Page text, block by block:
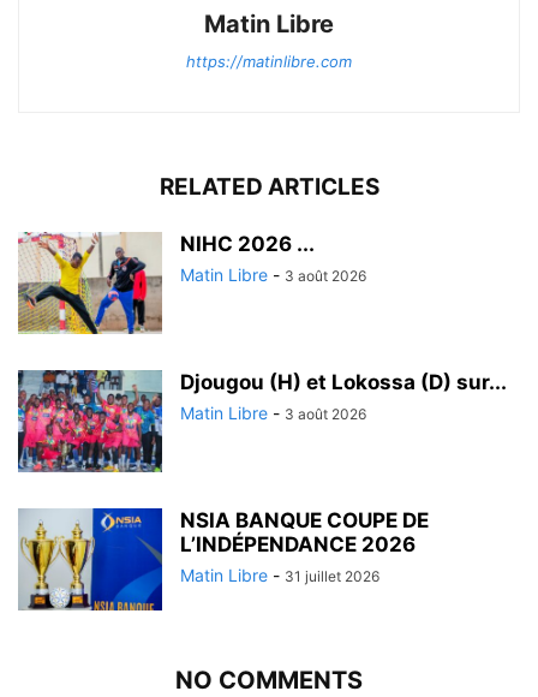
Matin Libre
https://matinlibre.com
RELATED ARTICLES
‎NIHC 2026 ...
Matin Libre - 3 août 2026
Djougou (H) et Lokossa (D) sur...
Matin Libre - 3 août 2026
NSIA BANQUE COUPE DE
L’INDÉPENDANCE 2026
Matin Libre - 31 juillet 2026
NO COMMENTS